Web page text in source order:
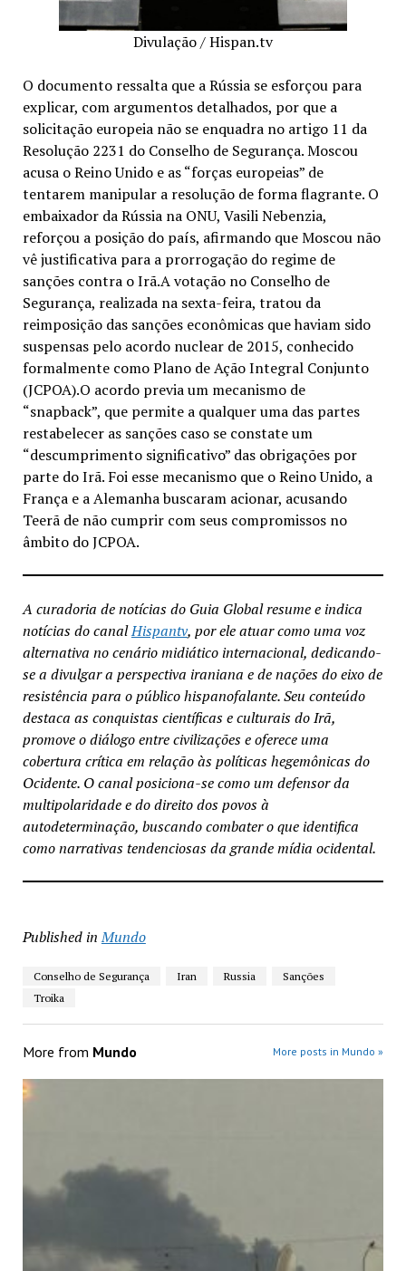
Divulação / Hispan.tv
O documento ressalta que a Rússia se esforçou para
explicar, com argumentos detalhados, por que a
solicitação europeia não se enquadra no artigo 11 da
Resolução 2231 do Conselho de Segurança. Moscou
acusa o Reino Unido e as “forças europeias” de
tentarem manipular a resolução de forma flagrante. O
embaixador da Rússia na ONU, Vasili Nebenzia,
reforçou a posição do país, afirmando que Moscou não
vê justificativa para a prorrogação do regime de
sanções contra o Irã.A votação no Conselho de
Segurança, realizada na sexta-feira, tratou da
reimposição das sanções econômicas que haviam sido
suspensas pelo acordo nuclear de 2015, conhecido
formalmente como Plano de Ação Integral Conjunto
(JCPOA).O acordo previa um mecanismo de
“snapback”, que permite a qualquer uma das partes
restabelecer as sanções caso se constate um
“descumprimento significativo” das obrigações por
parte do Irã. Foi esse mecanismo que o Reino Unido, a
França e a Alemanha buscaram acionar, acusando
Teerã de não cumprir com seus compromissos no
âmbito do JCPOA.
A curadoria de notícias do Guia Global resume e indica
notícias do canalHispantv, por ele atuar como uma voz
alternativa no cenário midiático internacional, dedicando-
se a divulgar a perspectiva iraniana e de nações do eixo de
resistência para o público hispanofalante. Seu conteúdo
destaca as conquistas científicas e culturais do Irã,
promove o diálogo entre civilizações e oferece uma
cobertura crítica em relação às políticas hegemônicas do
Ocidente. O canal posiciona-se como um defensor da
multipolaridade e do direito dos povos à
autodeterminação, buscando combater o que identifica
como narrativas tendenciosas da grande mídia ocidental.
Published in Mundo
Conselho de Segurança Iran Russia
Sanções
Troika
More from Mundo More posts in Mundo »